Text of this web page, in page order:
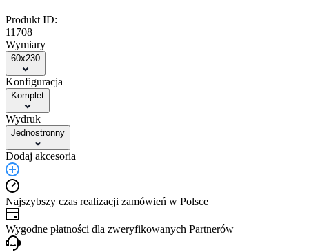
Produkt ID:
11708
Wymiary
60x230
Konfiguracja
Komplet
Wydruk
Jednostronny
Dodaj akcesoria
Najszybszy czas realizacji zamówień w Polsce
Wygodne płatności dla zweryfikowanych Partnerów